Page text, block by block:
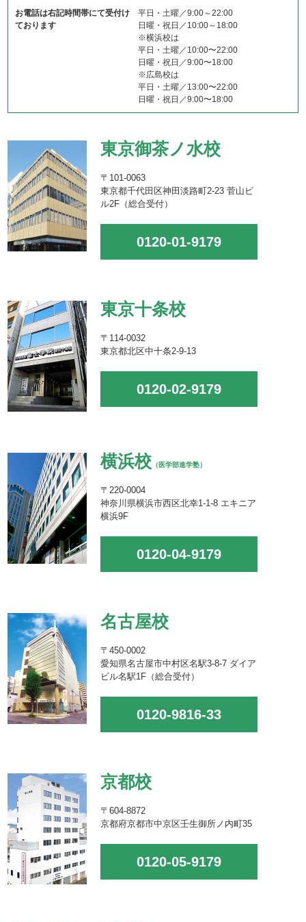
お電話は右記時間帯にて受付け
ております
平日・土曜／9:00～22:00
日曜・祝日／10:00～18:00
※横浜校は
平日・土曜／10:00〜22:00
日曜・祝日／9:00〜18:00
※広島校は
平日・土曜／13:00〜22:00
日曜・祝日／9:00〜18:00
東京御茶ノ水校
〒101-0063
東京都千代田区神田淡路町2-23 菅山ビ
ル2F（総合受付）
0120-01-9179
東京十条校
〒114-0032
東京都北区中十条2-9-13
0120-02-9179
横浜校 （医学部進学塾）
〒220-0004
神奈川県横浜市西区北幸1-1-8 エキニア
横浜9F
0120-04-9179
名古屋校
〒450-0002
愛知県名古屋市中村区名駅3-8-7 ダイア
ビル名駅1F（総合受付）
0120-9816-33
京都校
〒604-8872
京都府京都市中京区壬生御所ノ内町35
0120-05-9179